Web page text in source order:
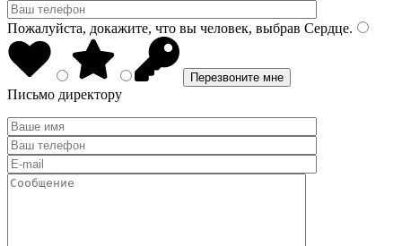
Пожалуйста, докажите, что вы человек, выбрав Сердце.
Письмо директору